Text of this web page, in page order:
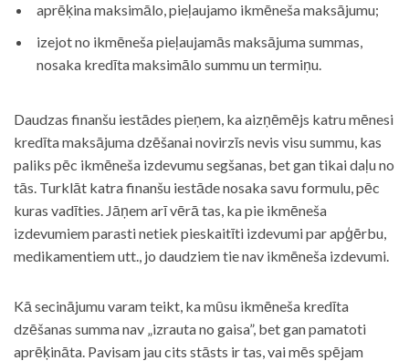
aprēķina maksimālo, pieļaujamo ikmēneša maksājumu;
izejot no ikmēneša pieļaujamās maksājuma summas,
nosaka kredīta maksimālo summu un termiņu.
Daudzas finanšu iestādes pieņem, ka aizņēmējs katru mēnesi
kredīta maksājuma dzēšanai novirzīs nevis visu summu, kas
paliks pēc ikmēneša izdevumu segšanas, bet gan tikai daļu no
tās. Turklāt katra finanšu iestāde nosaka savu formulu, pēc
kuras vadīties. Jāņem arī vērā tas, ka pie ikmēneša
izdevumiem parasti netiek pieskaitīti izdevumi par apģērbu,
medikamentiem utt., jo daudziem tie nav ikmēneša izdevumi.
Kā secinājumu varam teikt, ka mūsu ikmēneša kredīta
dzēšanas summa nav „izrauta no gaisa”, bet gan pamatoti
aprēķināta. Pavisam jau cits stāsts ir tas, vai mēs spējam